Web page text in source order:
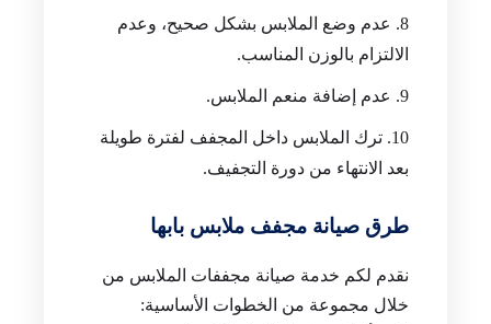
عدم وضع الملابس بشكل صحيح، وعدم
الالتزام بالوزن المناسب.
عدم إضافة منعم الملابس.
ترك الملابس داخل المجفف لفترة طويلة
بعد الانتهاء من دورة التجفيف.
طرق صيانة مجفف ملابس بابها
نقدم لكم خدمة صيانة مجففات الملابس من
خلال مجموعة من الخطوات الأساسية: